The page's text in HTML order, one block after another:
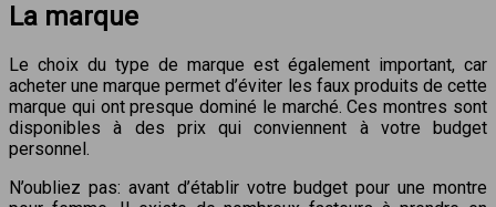
La marque
Le choix du type de marque est également important, car
acheter une marque permet d’éviter les faux produits de cette
marque qui ont presque dominé le marché. Ces montres sont
disponibles à des prix qui conviennent à votre budget
personnel.
N’oubliez pas: avant d’établir votre budget pour une montre